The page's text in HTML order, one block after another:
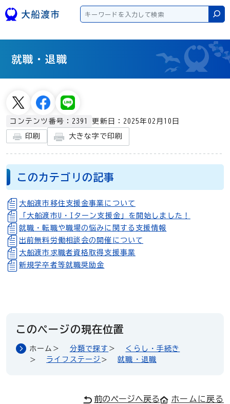
検索
就職・退職
コンテンツ番号：2391 更新日：2025年02月10日
印刷 大きな字で印刷
このカテゴリの記事
大船渡市移住支援金事業について
「大船渡市U・Iターン支援金」を開始しました！
就職・転職や職場の悩みに関する支援情報
出前無料労働相談会の開催について
大船渡市求職者資格取得支援事業
新規学卒者等就職奨励金
このページの現在位置
ホーム 分類で探す
くらし・手続き
ライフステージ
就職・退職
前のページへ戻る ホームに戻る